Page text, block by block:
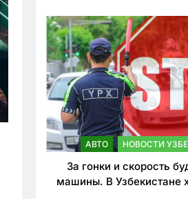
АВТО НОВОСТИ
За гонки и скорость
машины. В Узбекистане